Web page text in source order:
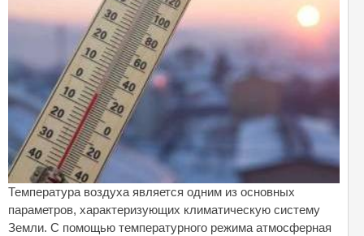
Температура воздуха является одним из основных
параметров, характеризующих климатическую систему
Земли. С помощью температурного режима атмосферная